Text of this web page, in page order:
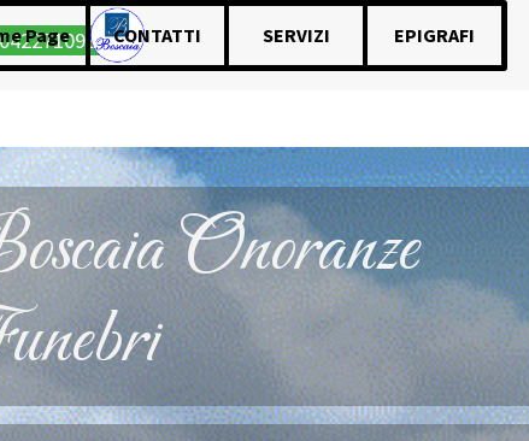
Salta menù
Page
CONTATTI SERVIZI EPIGRAFI
Onoranze